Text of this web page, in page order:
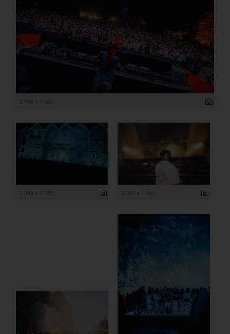
2 048 x 1 365
2 048 x 1 365 2 048 x 1 365